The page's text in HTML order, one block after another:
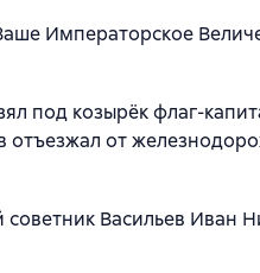
Императорское
под козырёк флаг-
отъезжал от
советник Васильев Иван